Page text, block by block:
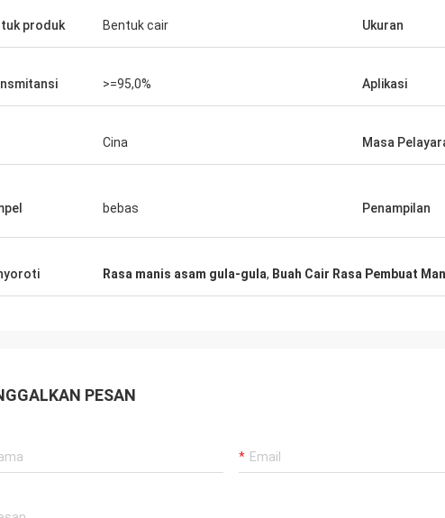
produk Bentuk cair Ukuran
>=95,0% Aplikasi
Cina Masa
bebas Penampilan
Rasa manis asam gula-gula, Buah Cair Rasa Pembuat
PESAN